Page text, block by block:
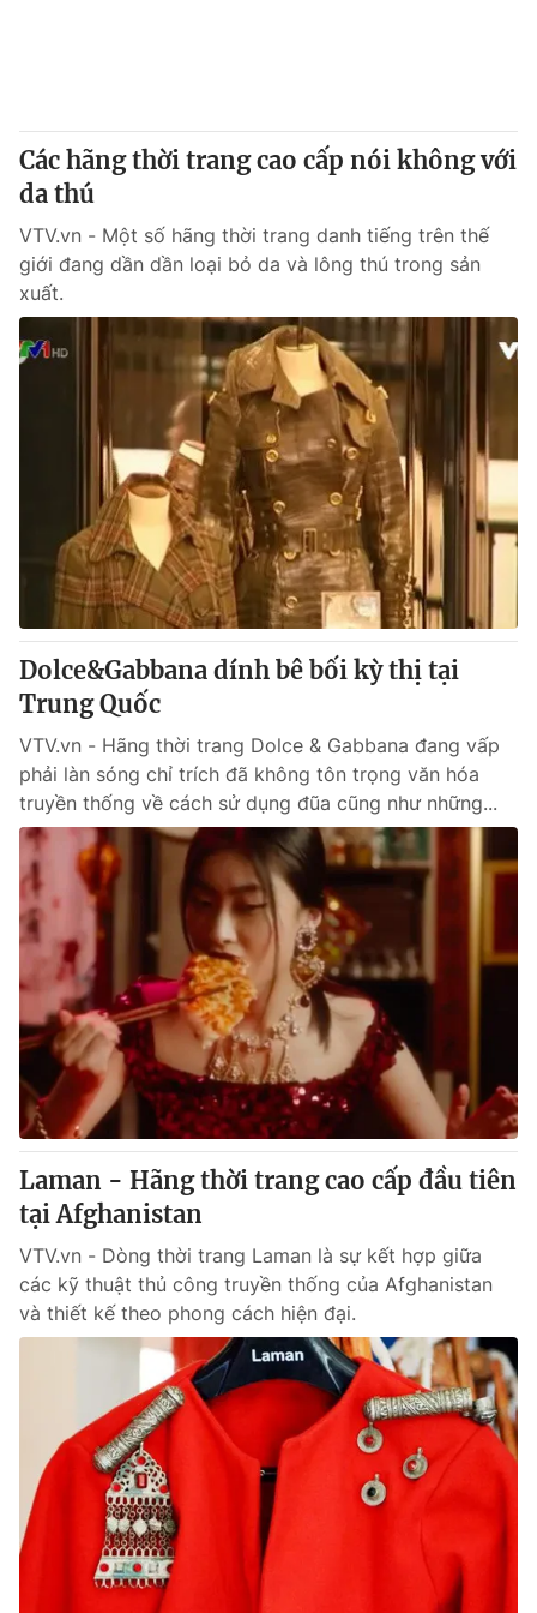
Chuyên mục khác
Emagazine
Photo Infographic
Video Shorts video
VTV Thể thao
VTV Sức khoẻ Bất động sản
Thị trường 24h Tấm lòng Việt
VTV4 Vươn mình bằng AI
VTV9
Liên hệ tòa soạn English
THỜI BÁO VTV
Theo dõi báo trên
Cơ quan chủ quản:Đài Truyền hình Việt Nam
Cơ quan báo chí:Thời báo VTV
Giấy phép hoạt động báo in và báo điện tử số 483/GP-BTTTT
Tổng Biên tập:Vũ Thanh Thủy
Phó Tổng Biên tập:
Nguyễn Trọng Ninh
Tổng đài VTV: 024.38 355 931 - 024.38 355 932
Ðiện thoại Thời báo VTV:024.66 897 897
toasoan@vtv.vn
Liên hệ quảng cáo:024-7300.7108
Các hãng thời trang cao cấp nói không với
da thú
VTV.vn - Một số hãng thời trang danh tiếng trên thế
giới đang dần dần loại bỏ da và lông thú trong sản
xuất.
Dolce&Gabbana dính bê bối kỳ thị tại
Trung Quốc
VTV.vn - Hãng thời trang Dolce & Gabbana đang vấp
phải làn sóng chỉ trích đã không tôn trọng văn hóa
truyền thống về cách sử dụng đũa cũng như những...
Laman - Hãng thời trang cao cấp đầu tiên
tại Afghanistan
VTV.vn - Dòng thời trang Laman là sự kết hợp giữa
các kỹ thuật thủ công truyền thống của Afghanistan
và thiết kế theo phong cách hiện đại.